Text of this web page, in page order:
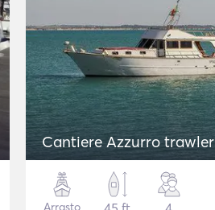
Cantiere Azzurro trawler
Arrasto